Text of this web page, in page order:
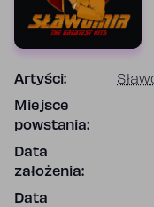
Artyści:
Miejsce
powstania:
Data
założenia:
Data